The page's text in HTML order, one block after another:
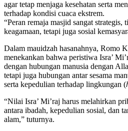
agar tetap menjaga kesehatan serta
terhadap kondisi cuaca ekstrem.
“Peran remaja masjid sangat strategis,
keagamaan, tetapi juga sosial
Dalam mauidzah hasanahnya, Romo
menekankan bahwa peristiwa Isra’
dengan hubungan manusia dengan
tetapi juga hubungan antar sesama
serta kepedulian terhadap lingkungan (
“Nilai Isra’ Mi’raj harus melahirkan
antara ibadah, kepedulian sosial, dan
alam,” tuturnya.